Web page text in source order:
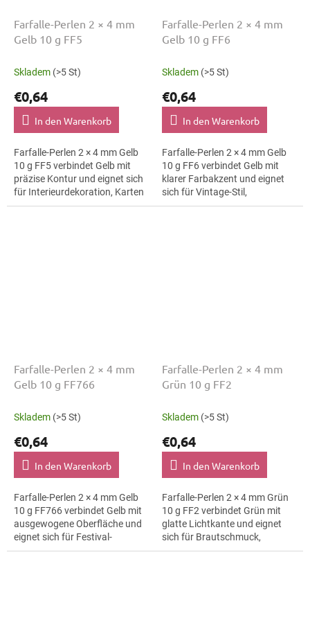
Farfalle-Perlen 2 × 4 mm
Gelb 10 g FF5
Skladem (>5 St)
€0,64
In den Warenkorb
Farfalle-Perlen 2 × 4 mm Gelb
10 g FF5 verbindet Gelb mit
präzise Kontur und eignet sich
für Interieurdekoration, Karten
und Geschenkverpackungen
Farfalle-Perlen 2 × 4 mm
Gelb 10 g FF6
Skladem (>5 St)
€0,64
In den Warenkorb
Farfalle-Perlen 2 × 4 mm Gelb
10 g FF6 verbindet Gelb mit
klarer Farbakzent und eignet
sich für Vintage-Stil,
Makramee-Details und
Farfalle-Perlen 2 × 4 mm
Gelb 10 g FF766
Skladem (>5 St)
€0,64
In den Warenkorb
Farfalle-Perlen 2 × 4 mm Gelb
10 g FF766 verbindet Gelb mit
ausgewogene Oberfläche und
eignet sich für Festival-
Accessoires,
Farfalle-Perlen 2 × 4 mm
Grün 10 g FF2
Skladem (>5 St)
€0,64
In den Warenkorb
Farfalle-Perlen 2 × 4 mm Grün
10 g FF2 verbindet Grün mit
glatte Lichtkante und eignet
sich für Brautschmuck,
Ohrringe und Broschen. Die